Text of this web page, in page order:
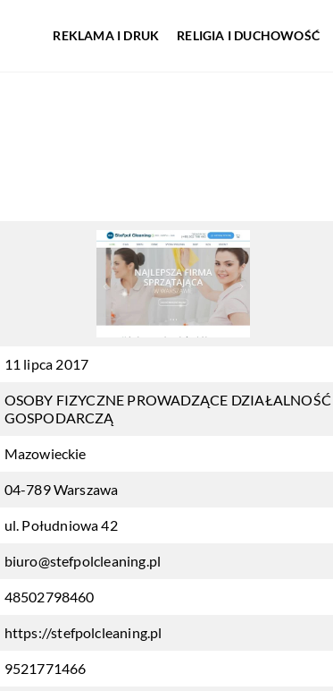
REKLAMA I DRUK RELIGIA I DUCHOWOŚĆ
11 lipca 2017
OSOBY FIZYCZNE PROWADZĄCE DZIAŁALNOŚĆ
GOSPODARCZĄ
Mazowieckie
04-789 Warszawa
ul. Południowa 42
biuro@stefpolcleaning.pl
48502798460
https://stefpolcleaning.pl
9521771466